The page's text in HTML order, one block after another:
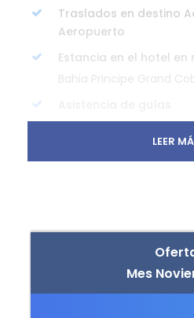
Mes
Traslados en destino
Aeropuerto
Estancia en el hotel en
Bahia Principe Grand
Traslados no
LEER